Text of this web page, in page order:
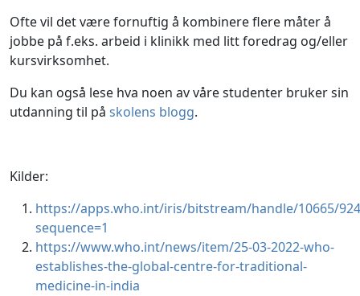
Ofte vil det være fornuftig å kombinere flere måter å
jobbe på f.eks. arbeid i klinikk med litt foredrag og/eller
kursvirksomhet.
Du kan også lese hva noen av våre studenter bruker sin
utdanning til på skolens blogg.
Kilder:
https://apps.who.int/iris/bitstream/handle/10665/
sequence=1
https://www.who.int/news/item/25-03-2022-who-
establishes-the-global-centre-for-traditional-
medicine-in-india